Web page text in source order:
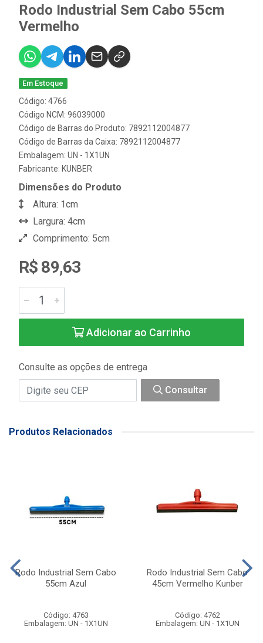
Rodo Industrial Sem Cabo 55cm
Vermelho
Em Estoque
Código: 4766
Código NCM: 96039000
Código de Barras do Produto: 7892112004877
Código de Barras da Caixa: 7892112004877
Embalagem: UN - 1X1UN
Fabricante: KUNBER
Dimensões do Produto
Altura: 1cm
Largura: 4cm
Comprimento: 5cm
R$ 89,63
Adicionar ao Carrinho
Consulte as opções de entrega
Consultar
Produtos Relacionados
Rodo Industrial Sem Cabo
55cm Azul
Código: 4763
Embalagem: UN - 1X1UN
Rodo Industrial Sem Cabo
45cm Vermelho Kunber
Código: 4762
Embalagem: UN - 1X1UN